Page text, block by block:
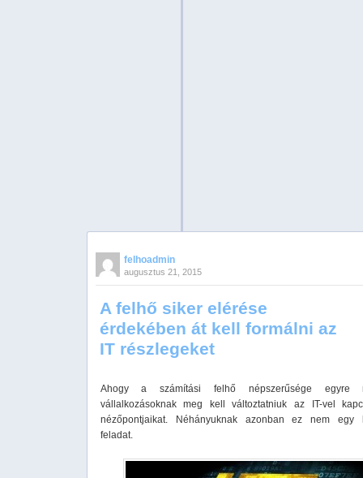
felhoadmin
augusztus 21, 2015
A felhő siker elérése
érdekében át kell formálni az
IT részlegeket
Ahogy a számítási felhő népszerűsége
vállalkozásoknak meg kell változtatniuk az IT-vel
nézőpontjaikat. Néhányuknak azonban ez nem egy
feladat.